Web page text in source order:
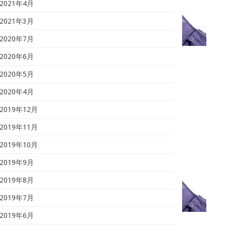
2021年4月
2021年3月
2020年7月
2020年6月
2020年5月
2020年4月
2019年12月
2019年11月
2019年10月
2019年9月
2019年8月
2019年7月
2019年6月